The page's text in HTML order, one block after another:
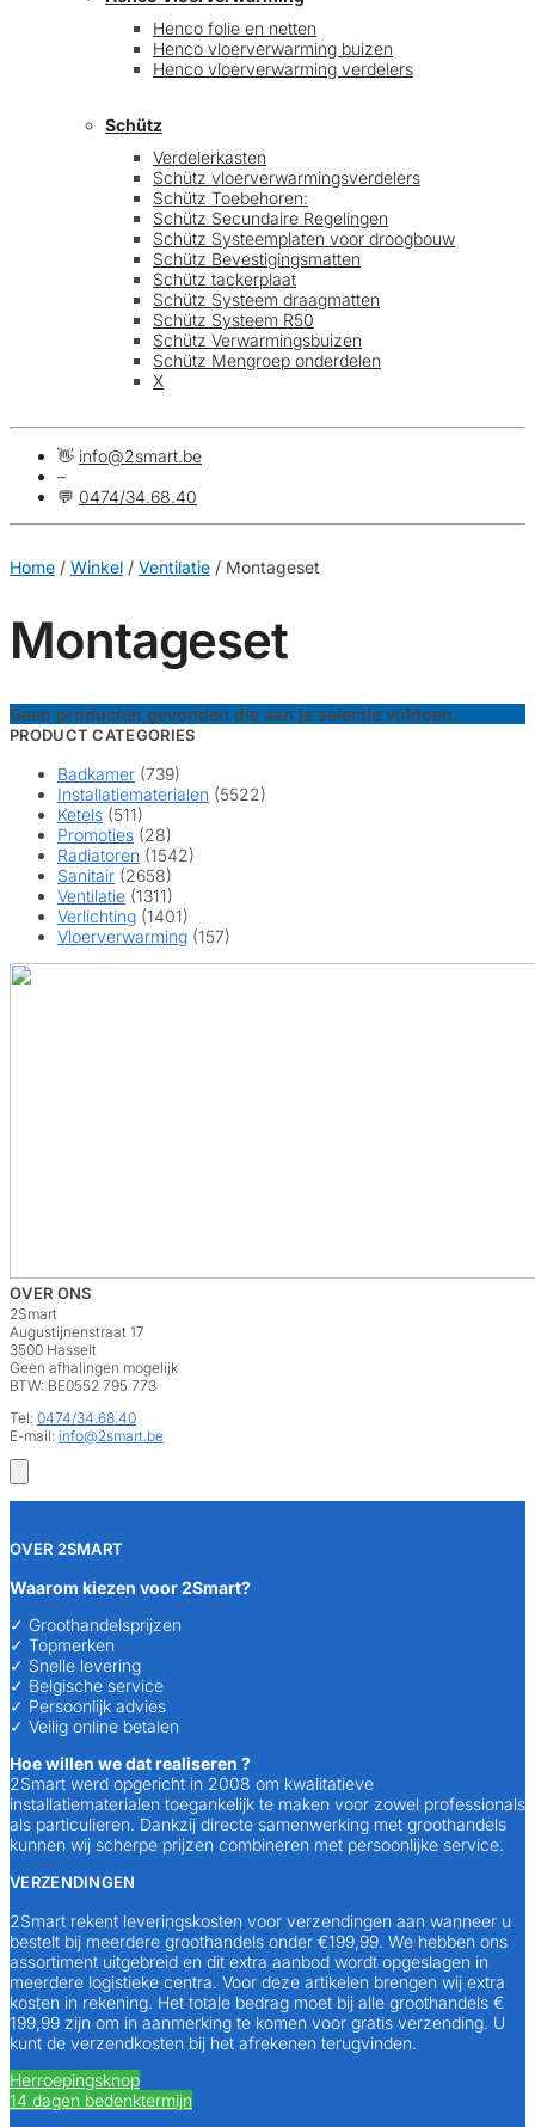
Henco folie en netten
Henco vloerverwarming buizen
Henco vloerverwarming verdelers
Schütz
Verdelerkasten
Schütz vloerverwarmingsverdelers
Schütz Toebehoren:
Schütz Secundaire Regelingen
Schütz Systeemplaten voor droogbouw
Schütz Bevestigingsmatten
Schütz tackerplaat
Schütz Systeem draagmatten
Schütz Systeem R50
Schütz Verwarmingsbuizen
Schütz Mengroep onderdelen
X
👋 info@2smart.be
–
💬 0474/34.68.40
Home / Winkel / Ventilatie / Montageset
Montageset
Geen producten gevonden die aan je selectie voldoen.
PRODUCT CATEGORIES
Badkamer (739)
Installatiematerialen (5522)
Ketels (511)
Promoties (28)
Radiatoren (1542)
Sanitair (2658)
Ventilatie (1311)
Verlichting (1401)
Vloerverwarming (157)
OVER ONS
2Smart
Augustijnenstraat 17
3500 Hasselt
Geen afhalingen mogelijk
BTW: BE0552 795 773
Tel: 0474/34.68.40
E-mail: info@2smart.be
OVER 2SMART
Waarom kiezen voor 2Smart?
✓ Groothandelsprijzen
✓ Topmerken
✓ Snelle levering
✓ Belgische service
✓ Persoonlijk advies
✓ Veilig online betalen
Hoe willen we dat realiseren ?
2Smart werd opgericht in 2008 om kwalitatieve
installatiematerialen toegankelijk te maken voor zowel professionals
als particulieren. Dankzij directe samenwerking met groothandels
kunnen wij scherpe prijzen combineren met persoonlijke service.
VERZENDINGEN
2Smart rekent leveringskosten voor verzendingen aan wanneer u
bestelt bij meerdere groothandels onder €199,99. We hebben ons
assortiment uitgebreid en dit extra aanbod wordt opgeslagen in
meerdere logistieke centra. Voor deze artikelen brengen wij extra
kosten in rekening. Het totale bedrag moet bij alle groothandels €
199,99 zijn om in aanmerking te komen voor gratis verzending. U
kunt de verzendkosten bij het afrekenen terugvinden.
Herroepingsknop
14 dagen bedenktermijn